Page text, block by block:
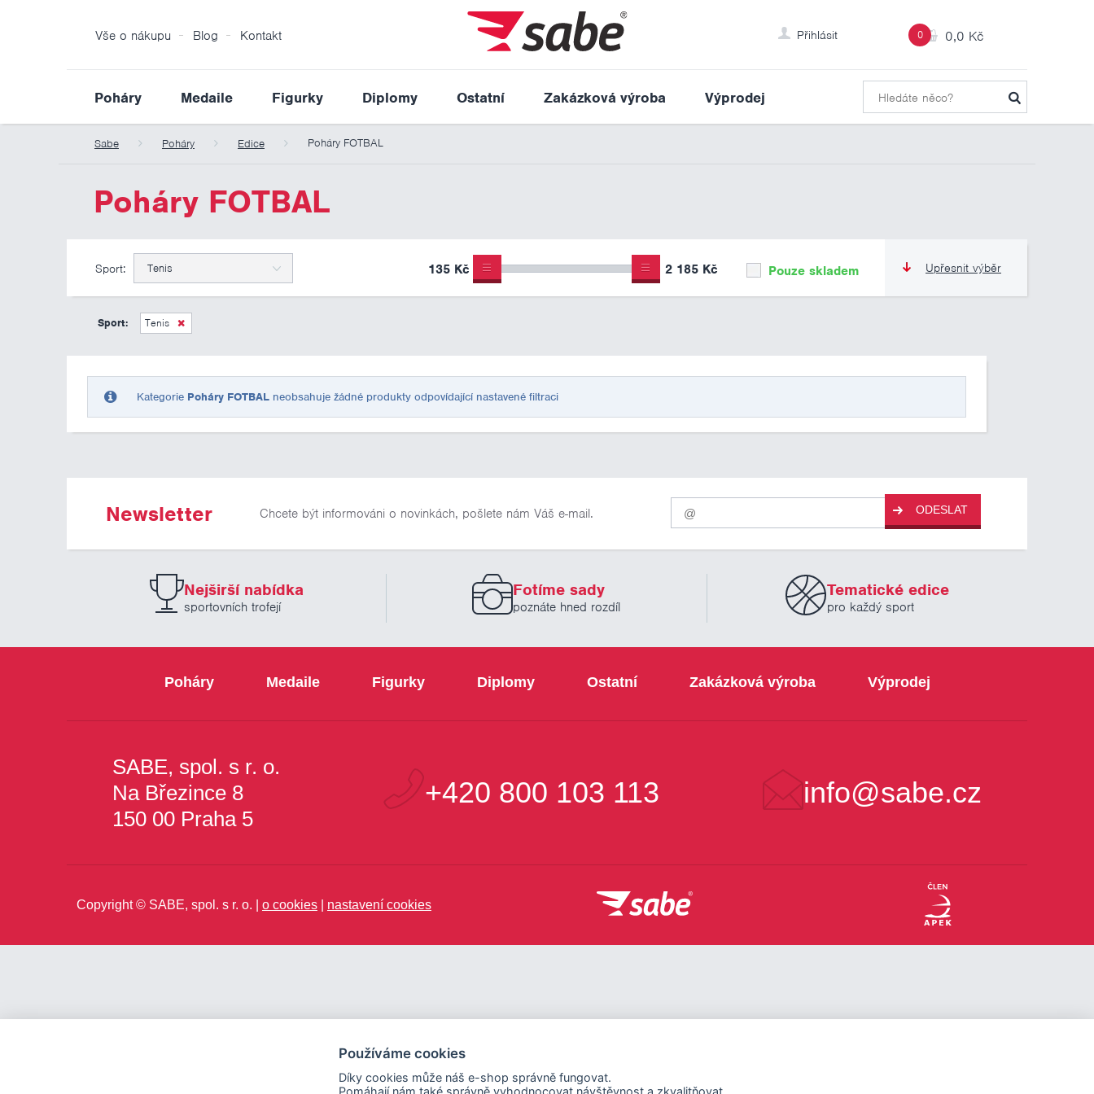
0 0,0 Kč
Přihlásit
Vše o nákupu Blog Kontakt
Poháry Medaile Figurky Diplomy Ostatní Zakázková výroba Výprodej
Sabe Poháry Edice Poháry FOTBAL
Poháry FOTBAL
Upřesnit výběr
Sport: Tenis Pouze skladem
135 Kč 2 185 Kč
Sport: Tenis
Kategorie Poháry FOTBALneobsahuje žádné produkty odpovídající nastavené filtraci
Newsletter Chcete být informováni o novinkách, pošlete nám Váš e-mail.
Pro
odběr
našich
novinek
ODESLAT
Nejširší nabídka
sportovních trofejí
Fotíme sady
poznáte hned rozdíl
Tematické edice
pro každý sport
Poháry Medaile Figurky Diplomy Ostatní Zakázková výroba Výprodej
SABE, spol. s r. o.
Na Březince 8
150 00 Praha 5
+420 800 103 113 info@sabe.cz
Copyright © SABE, spol. s r. o. | o cookies| nastavení cookies
Používáme cookies
Díky cookies může náš e-shop správně fungovat.